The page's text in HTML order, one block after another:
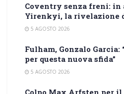
Coventry senza freni: in
Yirenkyi, la rivelazione
5 AGOSTO 2026
Fulham, Gonzalo
per questa nuova sfida”
5 AGOSTO 2026
Colpo Max Arfsten per